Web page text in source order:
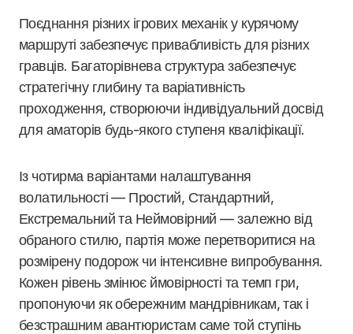
Поєднання різних ігрових механік у курячому
маршруті забезпечує привабливість для різних
гравців. Багаторівнева структура забезпечує
стратегічну глибину та варіативність
проходження, створюючи індивідуальний досвід
для аматорів будь-якого ступеня кваліфікації.
Із чотирма варіантами налаштування
волатильності — Простий, Стандартний,
Екстремальний та Неймовірний — залежно від
обраного стилю, партія може перетворитися на
розмірену подорож чи інтенсивне випробування.
Кожен рівень змінює ймовірності та темп гри,
пропонуючи як обережним мандрівникам, так і
безстрашним авантюристам саме той ступінь